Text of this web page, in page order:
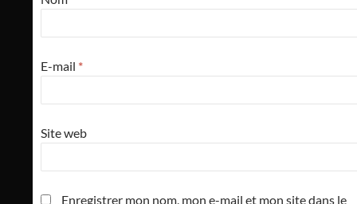
E-mail *
Site web
Enregistrer mon nom, mon e-mail et mon site dans le